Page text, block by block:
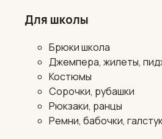
Для школы
Брюки школа
Джемпера, жилеты,
Костюмы
Сорочки, рубашки
Рюкзаки, ранцы
Ремни, бабочки,